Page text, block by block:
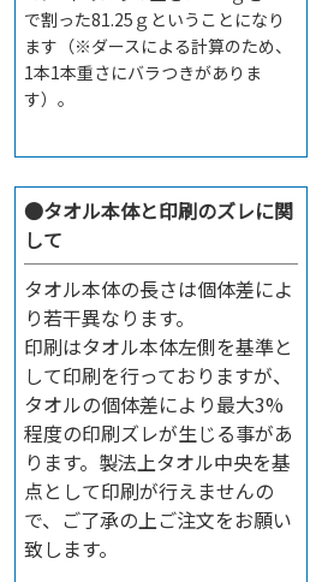
で割った81.25ｇということになり
ます（※ダースによる計算のため、
1本1本重さにバラつきがありま
す）。
●タオル本体と印刷のズレに関
して
タオル本体の長さは個体差によ
り若干異なります。
印刷はタオル本体左側を基準と
して印刷を行っておりますが、
タオルの個体差により最大3%
程度の印刷ズレが生じる事があ
ります。製法上タオル中央を基
点として印刷が行えませんの
で、ご了承の上ご注文をお願い
致します。